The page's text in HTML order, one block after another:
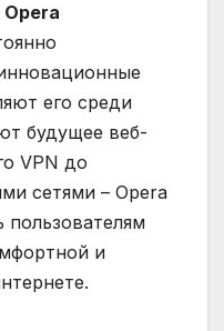
Opera
его среди
будущее веб-
VPN до
сетями – Opera
пользователям
и